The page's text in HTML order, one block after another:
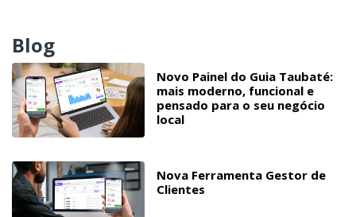
Blog
Novo Painel do Guia Taubaté:
mais moderno, funcional e
pensado para o seu negócio
local
Nova Ferramenta Gestor de
Clientes